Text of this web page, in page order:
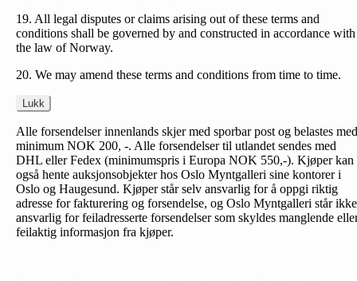
19. All legal disputes or claims arising out of these terms and
conditions shall be governed by and constructed in accordance with
the law of Norway.
20. We may amend these terms and conditions from time to time.
Lukk
Alle forsendelser innenlands skjer med sporbar post og belastes med
minimum NOK 200, -. Alle forsendelser til utlandet sendes med
DHL eller Fedex (minimumspris i Europa NOK 550,-). Kjøper kan
også hente auksjonsobjekter hos Oslo Myntgalleri sine kontorer i
Oslo og Haugesund. Kjøper står selv ansvarlig for å oppgi riktig
adresse for fakturering og forsendelse, og Oslo Myntgalleri står ikke
ansvarlig for feiladresserte forsendelser som skyldes manglende
feilaktig informasjon fra kjøper.